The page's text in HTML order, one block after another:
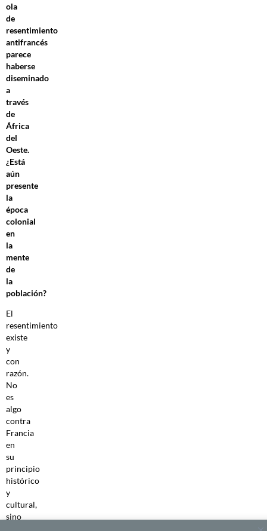
ola
de
resentimiento
antifrancés
parece
haberse
diseminado
a
través
de
África
del
Oeste.
¿Está
aún
presente
la
época
colonial
en
la
mente
de
la
población?
El
resentimiento
existe
y
con
razón.
No
es
algo
contra
Francia
en
su
principio
histórico
y
cultural,
sino